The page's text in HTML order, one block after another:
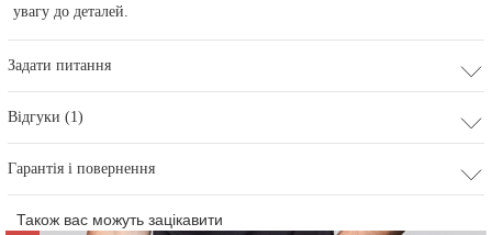
увагу до деталей.
Задати питання
Відгуки (1)
Гарантія і повернення
Також вас можуть зацікавити